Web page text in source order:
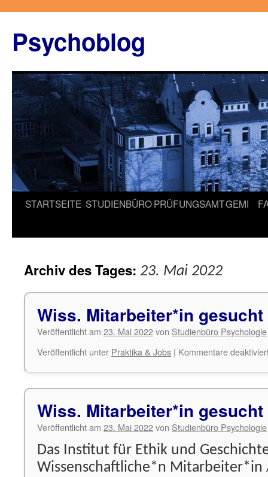
springen
Psychoblog
STARTSEITE STUDIENBÜROPRÜFUNGSAMTGEMI
Archiv des Tages: 23. Mai 2022
Wiss. Mitarbeiter*in gesucht
Veröffentlicht am 23. Mai 2022von Studienbüro Psychologie
Veröffentlicht unter Praktika & Jobs | Kommentare
Wiss. Mitarbeiter*in gesucht
Veröffentlicht am 23. Mai 2022von Studienbüro Psychologie
Das Institut für Ethik und
Wissenschaftliche*n Mitarbeiter*in